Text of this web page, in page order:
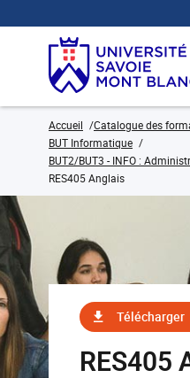
Accueil Catalogue des
BUT Informatique
BUT2/BUT3 - INFO :
RES405 Anglais
Télécharger
RES405